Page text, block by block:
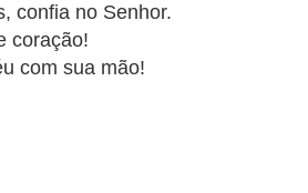
confia no Senhor.
coração!
com sua mão!